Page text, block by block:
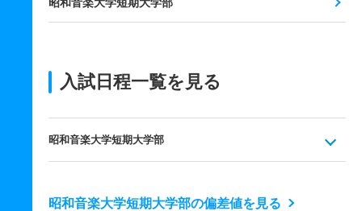
入試日程一覧を見る
昭和音楽大学短期大学部
昭和音楽大学短期大学部の偏差値を見る